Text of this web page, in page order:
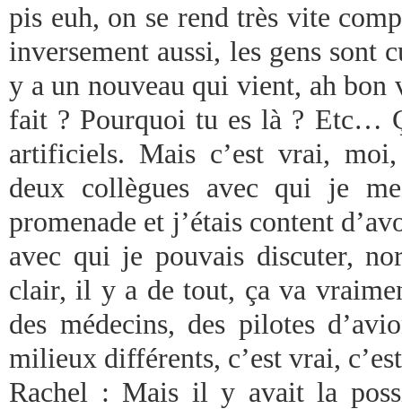
pis euh, on se rend très vite
inversement aussi, les gens sont
y a un nouveau qui vient, ah bon
fait ? Pourquoi tu es là ? Etc…
artificiels. Mais c’est vrai,
deux collègues avec qui je
promenade et j’étais content
avec qui je pouvais discuter,
clair, il y a de tout, ça va
des médecins, des pilotes
milieux différents, c’est vrai,
Rachel : Mais il y avait la